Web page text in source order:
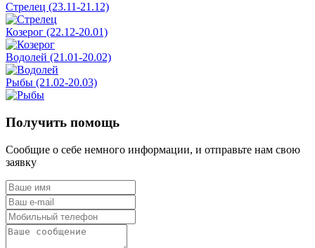
Стрелец (23.11-21.12)
Козерог (22.12-20.01)
Водолей (21.01-20.02)
Рыбы (21.02-20.03)
Получить помощь
Сообщие о себе немного информации, и отправьте нам свою
заявку